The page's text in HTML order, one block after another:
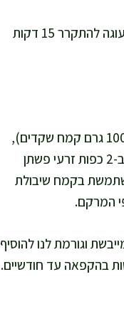
אני אופה 30–35 דקות, עד שקיסם יוצא עם פירורים לחים ולא רטובים. אני נותנת לעוגה להתקרר 15 דקות
לגרסה דל פחמימות אני מחליפה חצי מכמות הקמח בקמח שקדים (100 גרם קמח מלא + 100 גרם קמח שקדים),
ומוסיפה עוד 1 ביצה כדי לייצב. לגרסה טבעונית אני משתמשת ביוגורט סויה, מחליפה ביצים ב-2 כפות זרעי פשתן
ללא גלוטן אני משתמשת בקמח שיבולת
וגורמת לנו להוסיף
בקופסה אטומה במקרר עד 4 ימים, או פרוסות בהקפאה עד חודשיים.